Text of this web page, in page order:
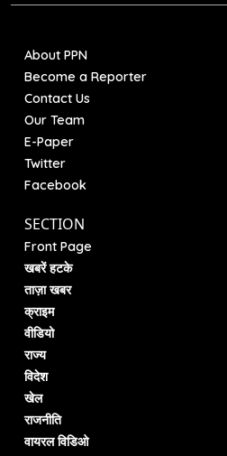
About PPN
Become a Reporter
Contact Us
Our Team
E-Paper
Twitter
Facebook
SECTION
Front Page
खबरें हटके
ताज़ा खबर
क्राइम
वीडियो
राज्य
विदेश
खेल
राजनीति
वायरल विडिओ